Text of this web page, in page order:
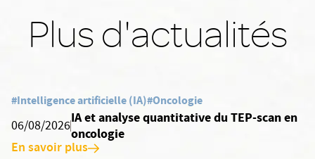
Plus d'actualités
#Intelligence artificielle (IA)#Oncologie
06/08/2026
IA et analyse quantitative du TEP-scan en
oncologie
En savoir plus